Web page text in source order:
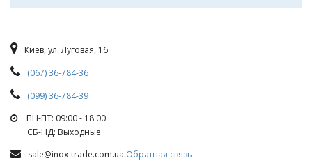
Киев, ул. Луговая, 16
(067) 36-784-36
(099) 36-784-39
ПН-ПТ: 09:00 - 18:00
СБ-НД: Выходные
sale@inox-trade.com.ua Обратная связь